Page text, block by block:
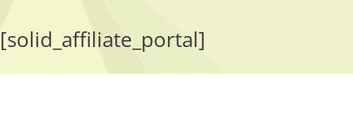
[solid_affiliate_portal]